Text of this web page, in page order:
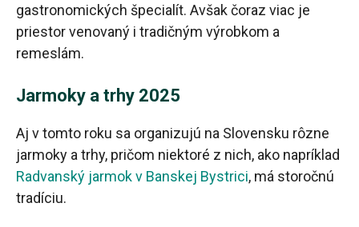
gastronomických špecialít. Avšak čoraz viac je
priestor venovaný i tradičným výrobkom a
remeslám.
Jarmoky a trhy 2025
Aj v tomto roku sa organizujú na Slovensku rôzne
jarmoky a trhy, pričom niektoré z nich, ako napríklad
Radvanský jarmok v Banskej Bystrici, má storočnú
tradíciu.